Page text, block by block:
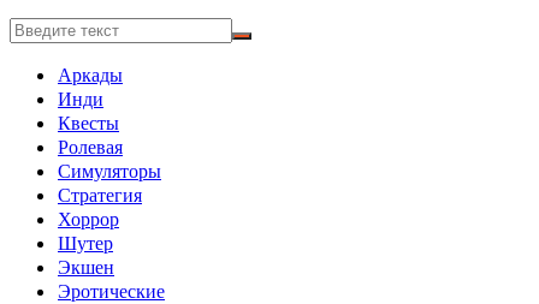
Аркады
Инди
Квесты
Ролевая
Симуляторы
Стратегия
Хоррор
Шутер
Экшен
Эротические